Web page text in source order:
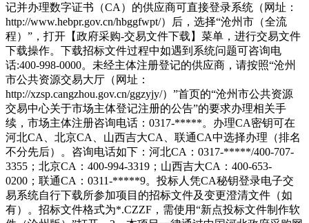
记并办理数字证书（CA）的供应商可直接登录系统（网址：
http://www.hebpr.gov.cn/hbggfwpt/）后，选择“沧州市（全流
程）”，打开【政府采购-交易文件下载】菜单，进行交易文件
下载操作。下载招标文件过程中如遇到系统问题可咨询电
话:400-998-0000。未经主体注册登记的供应商，请按照“沧州
市公共资源交易大厅（网址：
http://xzsp.cangzhou.gov.cn/ggzyjy/）”首页的“沧州市公共资源
交易中心关于市场主体登记注册的公告”的要求办理相关手
续，市场主体注册咨询电话：0317-*****。办理CA密钥可在
河北CA、北京CA、山西吉大CA、联通CA中选择办理（排名
不分先后）。咨询电话如下：河北CA：0317-*****/400-707-
3355；北京CA：400-994-3319；山西吉大CA：400-653-
0200；联通CA：0311-*****9。投标人凭CA秘钥登录电子交
易系统自行下载所参加项目的招标文件及变更澄清文件（如
有）。招标文件格式为*.CZZF，需使用“新点投标文件制作软